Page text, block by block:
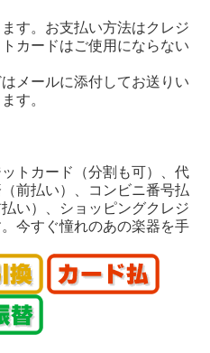
す。お支払い方法はクレジ
カードはご使用にならない
メールに添付してお送りい
す。
トカード（分割も可）、代
前払い）、コンビニ番号払
い）、ショッピングクレジ
今すぐ憧れのあの楽器を手